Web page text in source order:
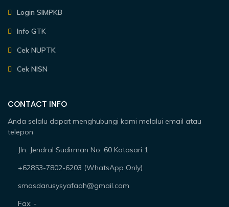
Login SIMPKB
Info GTK
Cek NUPTK
Cek NISN
CONTACT INFO
Anda selalu dapat menghubungi kami melalui email atau
telepon
Jln. Jendral Sudirman No. 60 Kotasari 1
+62853-7802-6203 (WhatsApp Only)
smasdarusysyafaah@gmail.com
Fax: -